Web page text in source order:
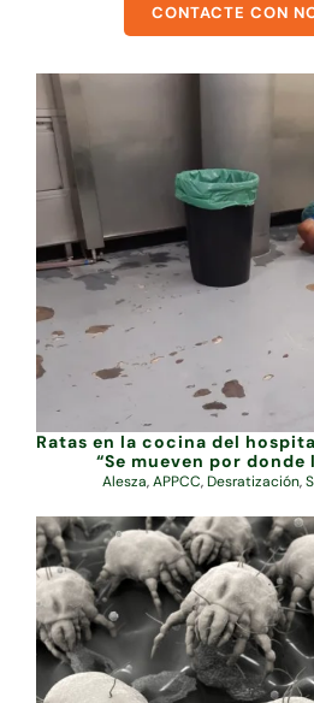
CONTACTE CON
Ratas en la cocina del
“Se mueven por donde
Alesza,APPCC,Desratización,